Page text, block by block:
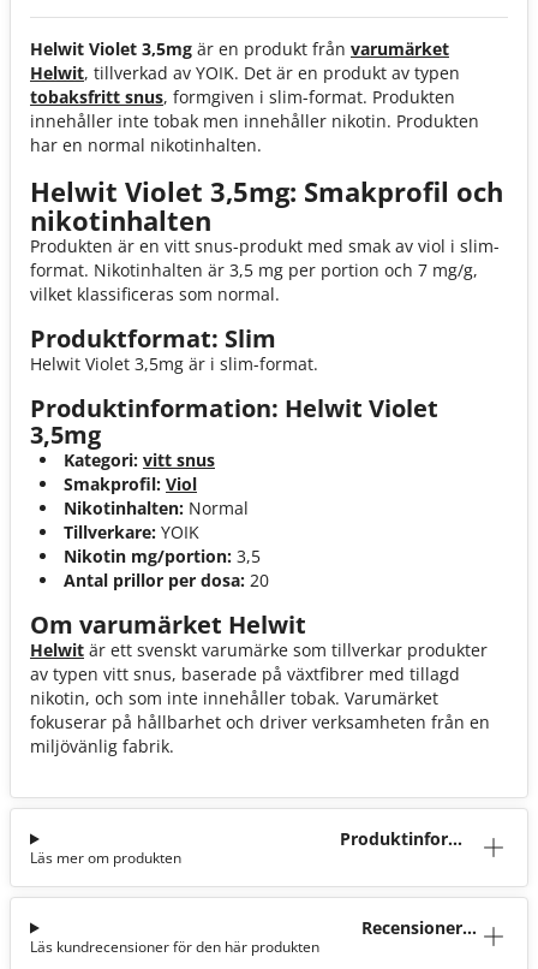
Helwit Violet 3,5mg är en produkt från varumärket
Helwit, tillverkad av YOIK. Det är en produkt av typen
tobaksfritt snus, formgiven i slim-format. Produkten
innehåller inte tobak men innehåller nikotin. Produkten
har en normal nikotinhalten.
Helwit Violet 3,5mg: Smakprofil och
nikotinhalten
Produkten är en vitt snus-produkt med smak av viol i slim-
format. Nikotinhalten är 3,5 mg per portion och 7 mg/g,
vilket klassificeras som normal.
Produktformat: Slim
Helwit Violet 3,5mg är i slim-format.
Produktinformation: Helwit Violet
3,5mg
Kategori: vitt snus
Smakprofil: Viol
Nikotinhalten: Normal
Tillverkare: YOIK
Nikotin mg/portion: 3,5
Antal prillor per dosa: 20
Om varumärket Helwit
Helwit är ett svenskt varumärke som tillverkar produkter
av typen vitt snus, baserade på växtfibrer med tillagd
nikotin, och som inte innehåller tobak. Varumärket
fokuserar på hållbarhet och driver verksamheten från en
miljövänlig fabrik.
Produktinforma
Läs mer om produkten
Recensioner
Läs kundrecensioner för den här produkten